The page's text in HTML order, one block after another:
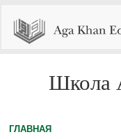
Школа
ГЛАВНАЯ